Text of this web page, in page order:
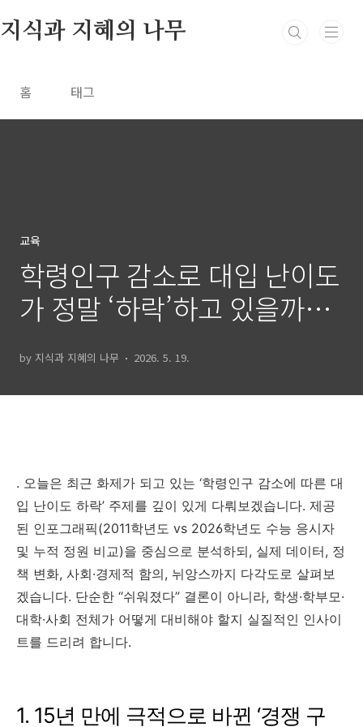
지식과 지혜의 나무
홈 태그
교육
학령인구 감소로 대입 난이도
가 정말 ‘하락’하고 있을까?
자 비교
by 지식과 지혜의 나무 2026. 5. 19.
. 오늘은 최근 화제가 되고 있는 ‘학령인구 감소에 따른 대
입 난이도 하락’ 주제를 깊이 있게 다뤄보겠습니다. 제공
된 인포그래픽(2011학년도 vs 2026학년도 수능 응시자
및 누적 정원 비교)을 중심으로 분석하되, 실제 데이터, 정
책 변화, 사회·경제적 함의, 뉘앙스까지 다각도로 살펴보
겠습니다. 단순한 “쉬워졌다” 결론이 아니라, 학생·학부모·
대학·사회 전체가 어떻게 대비해야 할지 실질적인 인사이
트를 드리려 합니다.
1. 15년 만에 극적으로 바뀐 ‘경쟁 구